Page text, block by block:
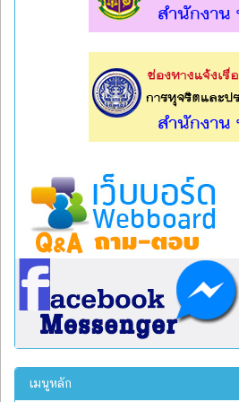
เมนูหลัก